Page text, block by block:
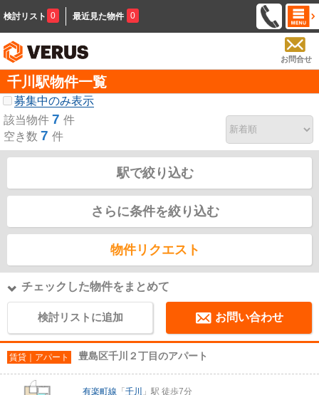
検討リスト 0 最近見た物件 0
お問合せ
千川駅物件一覧
募集中のみ表示
該当物件 7 件
空き数 7 件
駅で絞り込む
さらに条件を絞り込む
物件リクエスト
チェックした物件をまとめて
検討リストに追加 お問い合わせ
賃貸｜アパート 豊島区千川２丁目のアパート
有楽町線 「 千川
」駅 徒歩7分